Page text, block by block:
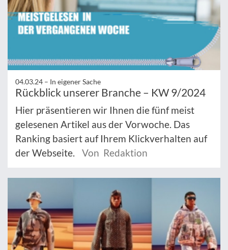
04.03.24 – In eigener Sache
Rückblick unserer Branche – KW 9/2024
Hier präsentieren wir Ihnen die fünf meist
gelesenen Artikel aus der Vorwoche. Das
Ranking basiert auf Ihrem Klickverhalten auf
der Webseite.
Von Redaktion